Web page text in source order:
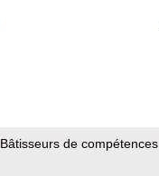
Bâtisseurs de compétences